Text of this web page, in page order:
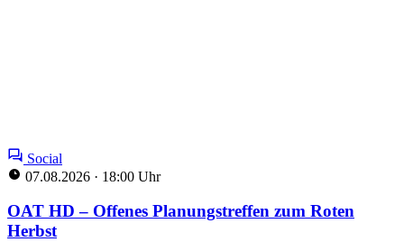
Social
07.08.2026 · 18:00 Uhr
OAT HD – Offenes Planungstreffen zum Roten
Herbst